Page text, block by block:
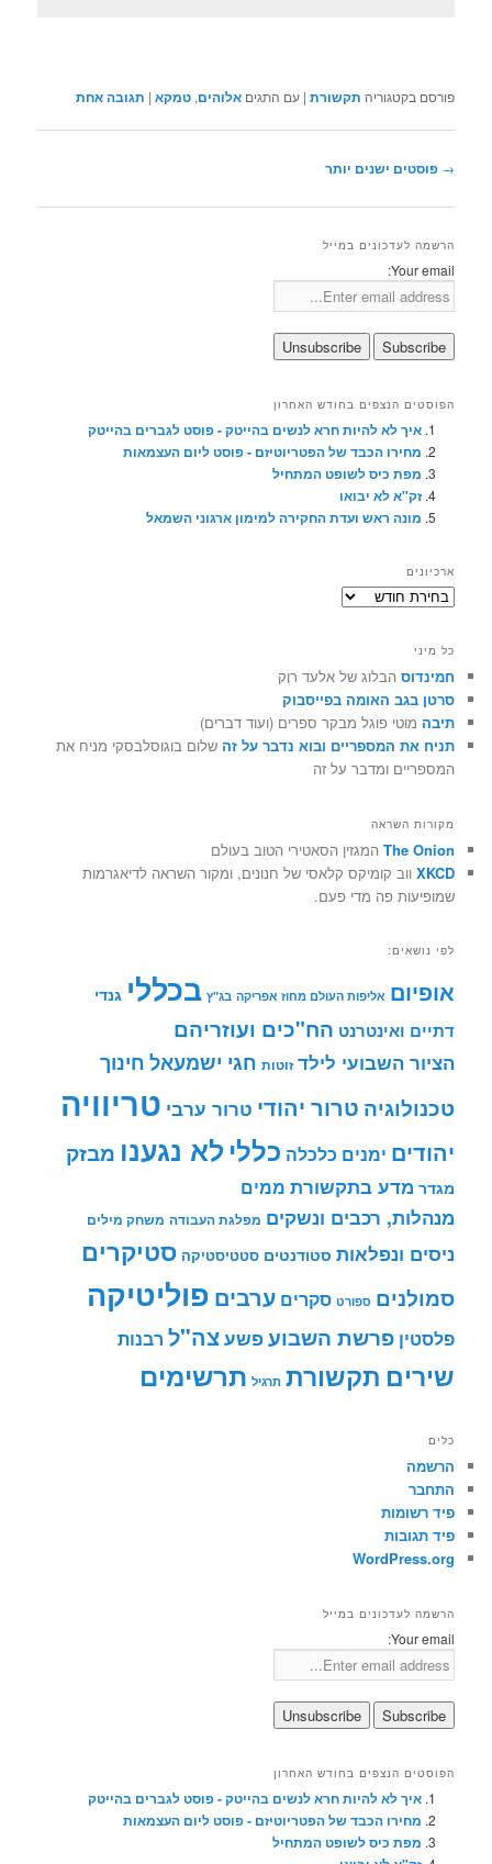
פורסם בקטגוריה תקשורת |עם התגים אלוהים,טמקא | תגובהאחת
ניווט
→ פוסטים ישנים יותר
הרשמה לעדכונים במייל
Your email:
הפוסטים הנצפים בחודש האחרון
איך לא להיות חרא לנשים בהייטק - פוסט לגברים בהייטק
מחירו הכבד של הפטריוטיזם - פוסט ליום העצמאות
מפת כיס לשופט המתחיל
זק"א לא יבואו
מונה ראש ועדת החקירה למימון ארגוני השמאל
ארכיונים
ארכיונים
כל מיני
חמינדוס הבלוג של אלעד רוֶק
סרטן בגב האומה בפייסבוק
תיבה מוטי פוגל מבקר ספרים (ועוד דברים)
תניח את המספריים ובוא נדבר על זה שלום בוגוסלבסקי מניח את
המספריים ומדבר על זה
מקורות השראה
The Onion המגזין הסאטירי הטוב בעולם
XKCD ווב קומיקס קלאסי של חנונים, ומקור השראה לדיאגרמות
שמופיעות פה מדי פעם.
לפי נושאים:
אופיום אליפות העולם מחוז אפריקה בג"ץ בכללי גנדי
דתיים ואינטרנט הח"כים ועוזריהם
הציור השבועי לילד זוטות חגי ישמעאל חינוך
טכנולוגיה טרור יהודי טרור ערבי טריוויה
יהודים ימנים כלכלה כללי לא נגענו מבזק
מגדר מדע בתקשורת ממים
מנהלות, רכבים ונשקים מפלגת העבודה משחק מילים
ניסים ונפלאות סטודנטים סטטיסטיקה סטיקרים
סמולנים ספורט סקרים ערבים פוליטיקה
פלסטין פרשת השבועפשעצה"ל רבנות
שירים תקשורת תרגיל תרשימים
כלים
הרשמה
התחבר
פיד רשומות
פיד תגובות
WordPress.org
הרשמה לעדכונים במייל
Your email:
הפוסטים הנצפים בחודש האחרון
איך לא להיות חרא לנשים בהייטק - פוסט לגברים בהייטק
מחירו הכבד של הפטריוטיזם - פוסט ליום העצמאות
מפת כיס לשופט המתחיל